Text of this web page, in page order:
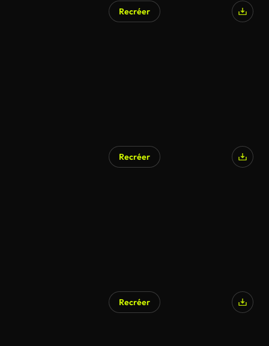
Recréer
Recréer
Recréer